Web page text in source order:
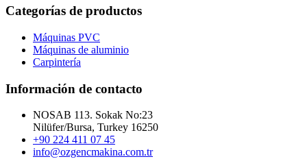
Categorías de productos
Máquinas PVC
Máquinas de aluminio
Carpintería
Información de contacto
NOSAB 113. Sokak No:23
Nilüfer/Bursa, Turkey 16250
+90 224 411 07 45
info@ozgencmakina.com.tr